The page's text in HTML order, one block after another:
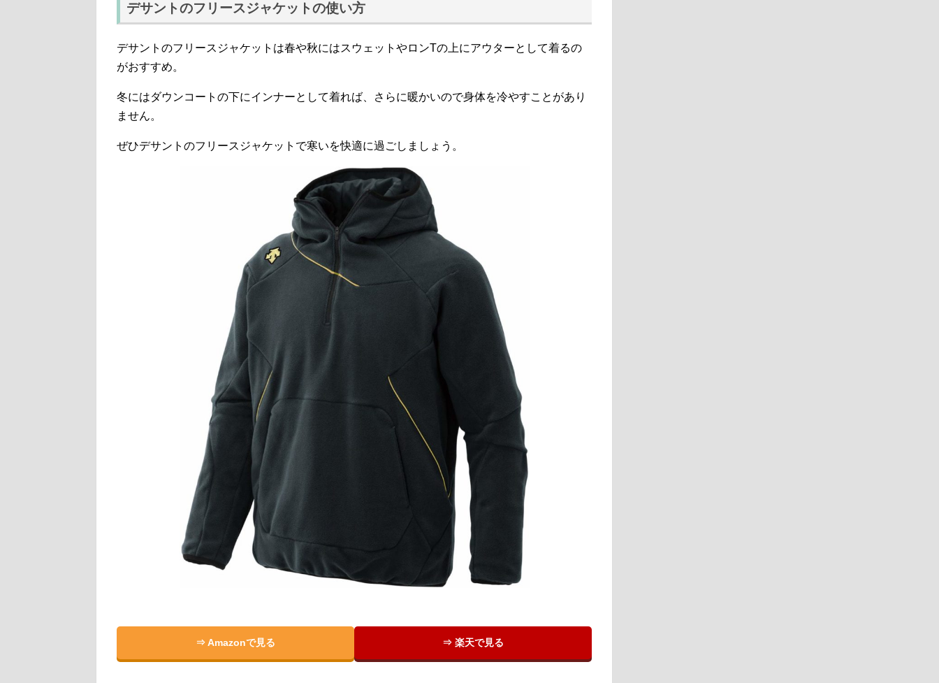
デサントのフリースジャケットの使い方
デサントのフリースジャケットは春や秋にはスウェットやロンTの上にアウターとして着るの
がおすすめ。
冬にはダウンコートの下にインナーとして着れば、さらに暖かいので身体を冷やすことがあり
ません。
ぜひデサントのフリースジャケットで寒いを快適に過ごしましょう。
⇒ Amazonで見る ⇒ 楽天で見る